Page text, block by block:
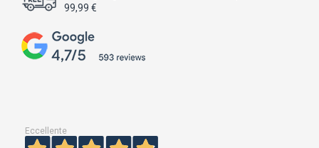
99,99 €
Eccellente